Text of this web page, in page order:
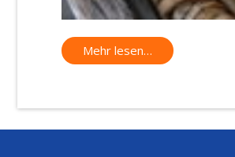
Mehr lesen…